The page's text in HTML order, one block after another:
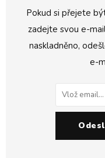
Pokud si přejete
zadejte svou e-
naskladněno,
e-